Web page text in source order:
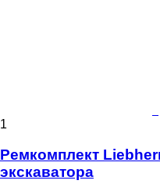
1
Ремкомплект
экскаватора